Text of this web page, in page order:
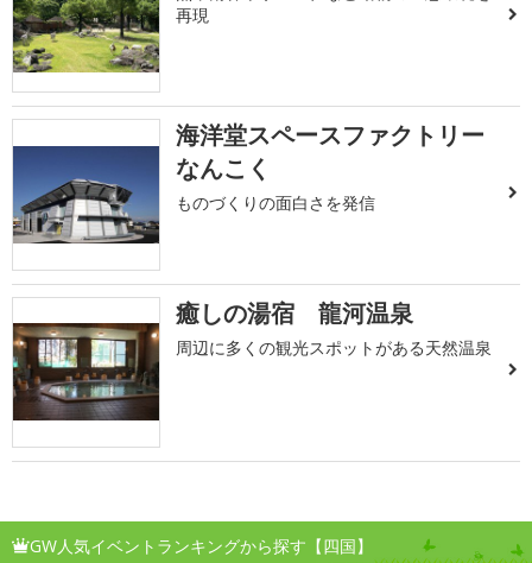
再現
海洋堂スペースファクトリー
なんこく
ものづくりの面白さを発信
癒しの湯宿 龍河温泉
周辺に多くの観光スポットがある天然温泉
GW人気イベントランキングから探す【四国】